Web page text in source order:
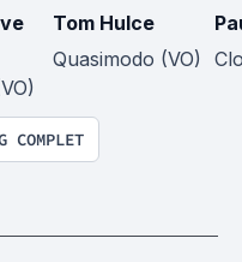
Tom Hulce
Quasimodo (VO)
COMPLET